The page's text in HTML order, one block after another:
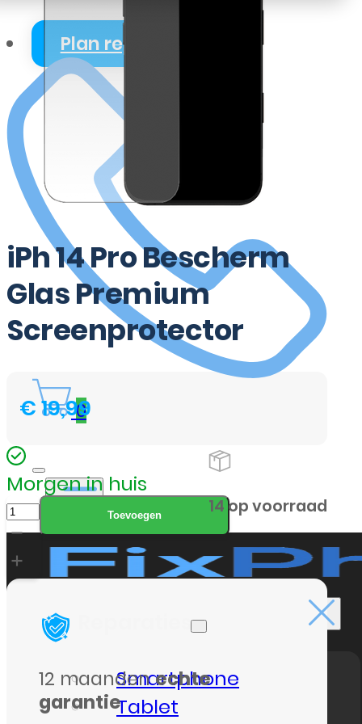
Plan reparatie
0
Reparaties
Smartphone
Tablet
iPh 14 Pro Bescherm
Glas Premium
Screenprotector
€19,99
Morgen in huis
iPh
14
Pro
Bescherm
Glas
Premium
Screenprotector
aantal
Toevoegen 14 op voorraad
12 maandenechte
garantie